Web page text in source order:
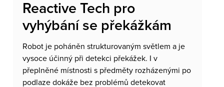
Reactive Tech pro
vyhýbání se překážkám
Robot je poháněn strukturovaným světlem a je
vysoce účinný při detekci překážek. I v
přeplněné místnosti s předměty rozházenými po
podlaze dokáže bez problémů detekovat